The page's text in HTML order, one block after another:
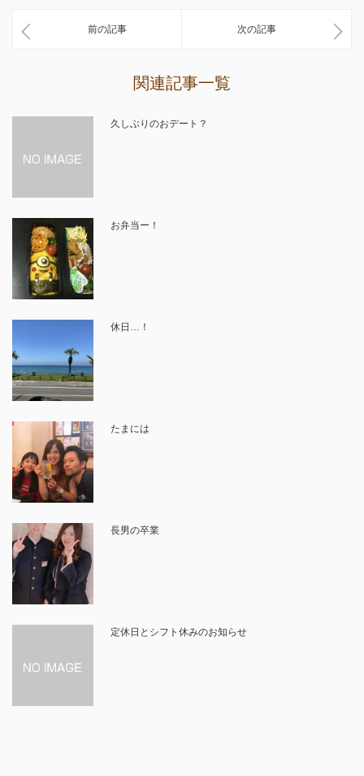
前の記事 次の記事
関連記事一覧
久しぶりのおデート？
お弁当ー！
休日…！
たまには
長男の卒業
定休日とシフト休みのお知らせ